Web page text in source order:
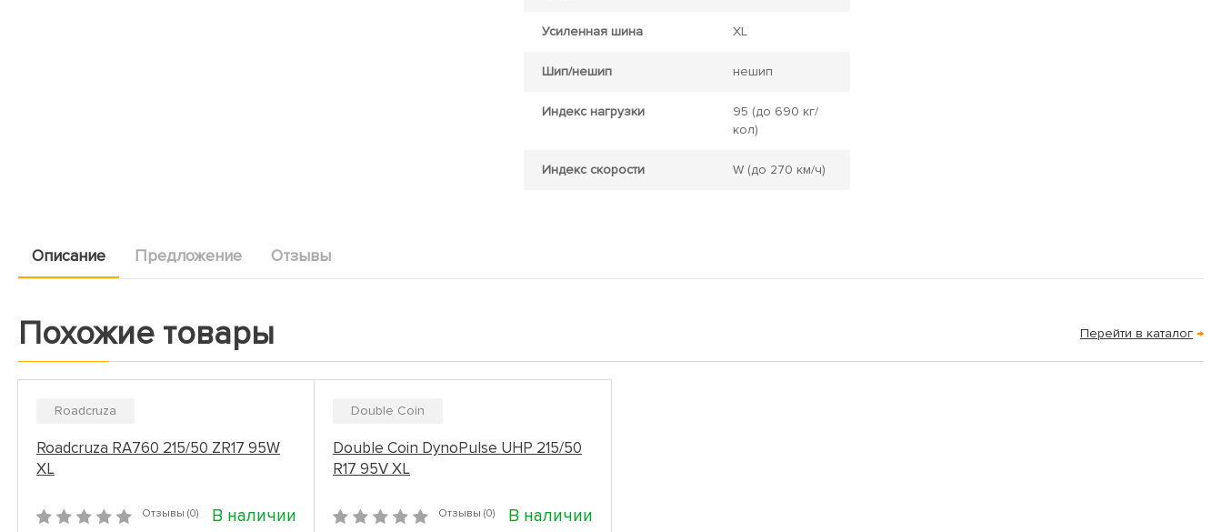
Усиленная шина XL
Шип/нешип нешип
Индекс нагрузки 95 (до 690 кг/
кол)
Индекс скорости W(до 270 км/ч)
Описание Предложение Отзывы
Похожие товары Перейти в каталог →
Roadcruza
Roadcruza RA760 215/50 ZR17 95W
XL
Отзывы (0) В наличии
Double Coin
Double Coin DynoPulse UHP 215/50
R17 95V XL
Отзывы (0) В наличии